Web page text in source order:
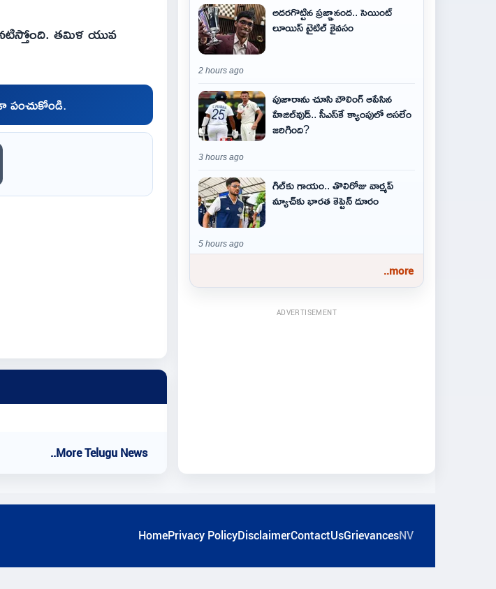
త‌మిళ యువ
పంచుకోండి.
..More Telugu News
అదరగొట్టిన ప్రజ్ఞానంద.. సెయింట్‌
లూయిస్ టైటిల్‌ కైవసం
2 hours ago
పుజారాను చూసి బౌలింగ్ ఆపేసిన
హేజిల్‌వుడ్.. సీఎస్‌కే క్యాంపులో అసలేం
జరిగింది?
3 hours ago
గిల్‌కు గాయం.. తొలిరోజు వార్మప్‌
మ్యాచ్‌కు భారత కెప్టెన్‌ దూరం
5 hours ago
..more
ADVERTISEMENT
HomePrivacy PolicyDisclaimerContactUsGrievancesNV